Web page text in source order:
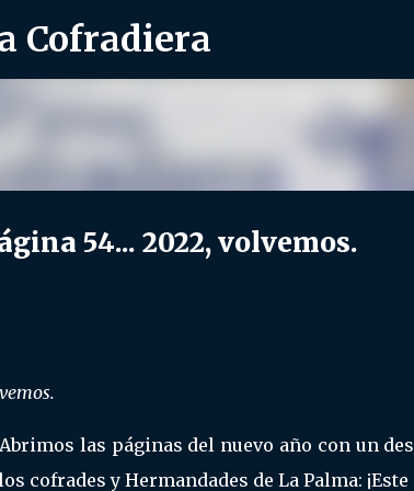
Cofradiera
54... 2022, volvemos.
Abrimos las páginas del nuevo año con un
cofrades y Hermandades de La Palma: